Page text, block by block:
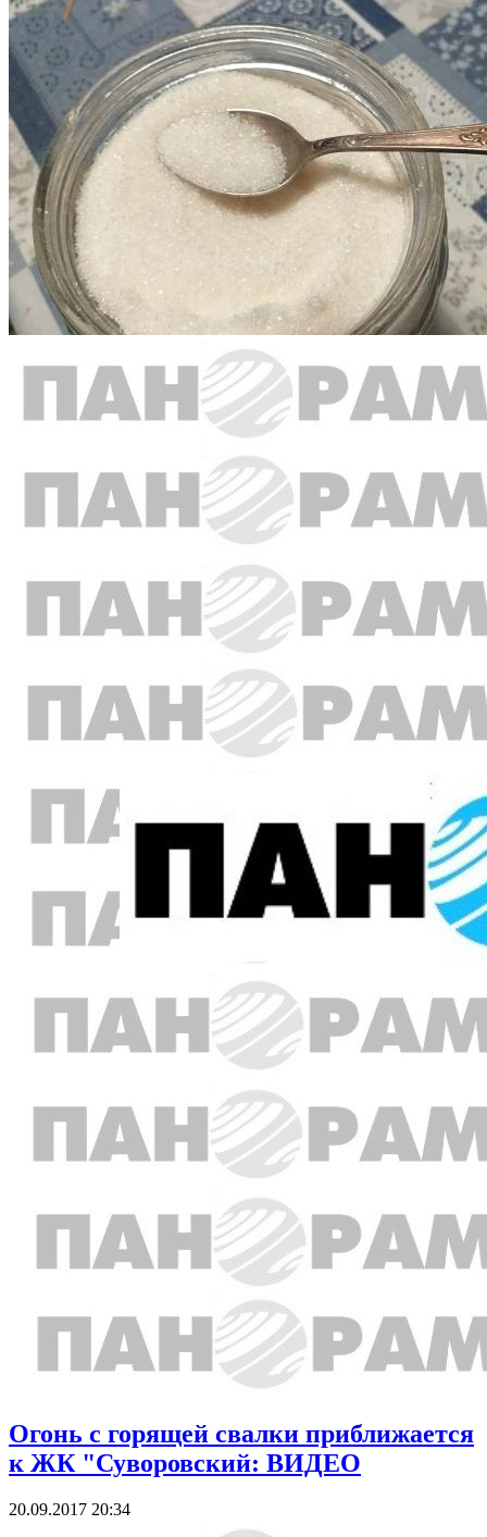
Огонь с горящей свалки приближается
к ЖК "Суворовский: ВИДЕО
20.09.2017 20:34